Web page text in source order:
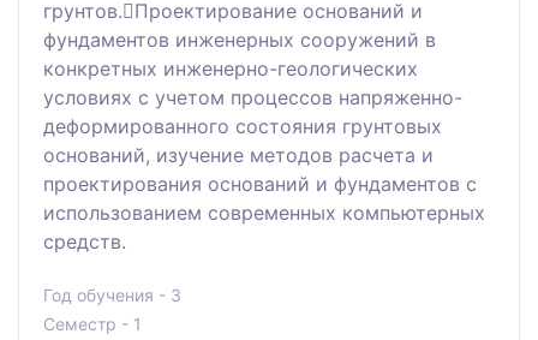
грунтов.Проектирование оснований и
фундаментов инженерных сооружений в
конкретных инженерно-геологических
условиях с учетом процессов напряженно-
деформированного состояния грунтовых
оснований, изучение методов расчета и
проектирования оснований и фундаментов с
использованием современных компьютерных
средств.
Год обучения - 3
Семестр - 1